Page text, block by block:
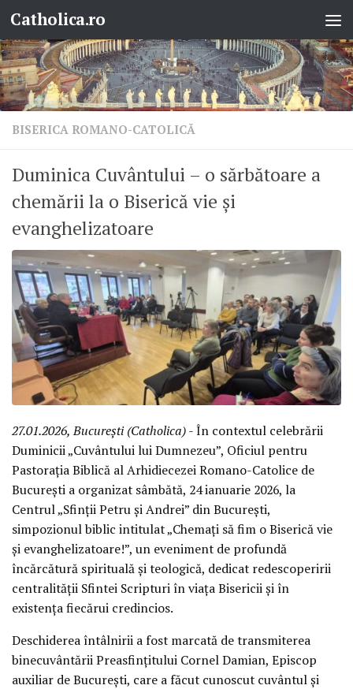
Skip to content
Catholica.ro
BISERICA ROMANO-CATOLICĂ
Duminica Cuvântului – o sărbătoare a
chemării la o Biserică vie și
evanghelizatoare
27.01.2026, București (Catholica)- În contextul celebrării
Duminicii „Cuvântului lui Dumnezeu”, Oficiul pentru
Pastorația Biblică al Arhidiecezei Romano-Catolice de
București a organizat sâmbătă, 24 ianuarie 2026, la
Centrul „Sfinții Petru și Andrei” din București,
simpozionul biblic intitulat „Chemați să fim o Biserică vie
și evanghelizatoare!”, un eveniment de profundă
încărcătură spirituală și teologică, dedicat redescoperirii
centralității Sfintei Scripturi în viața Bisericii și în
existența fiecărui credincios.
Deschiderea întâlnirii a fost marcată de transmiterea
binecuvântării Preasfințitului Cornel Damian, Episcop
auxiliar de București, care a făcut cunoscut cuvântul și